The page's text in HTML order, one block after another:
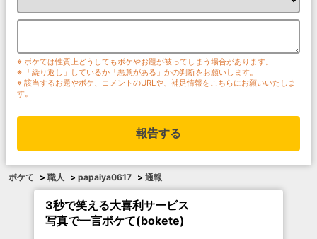
※ ボケては性質上どうしてもボケやお題が被ってしまう場合があります。
※ 「繰り返し」しているか「悪意がある」かの判断をお願いします。
※ 該当するお題やボケ、コメントのURLや、補足情報をこちらにお願いいたしま
す。
報告する
ボケて > 職人 > papaiya0617 > 通報
3秒で笑える大喜利サービス
写真で一言ボケて(bokete)